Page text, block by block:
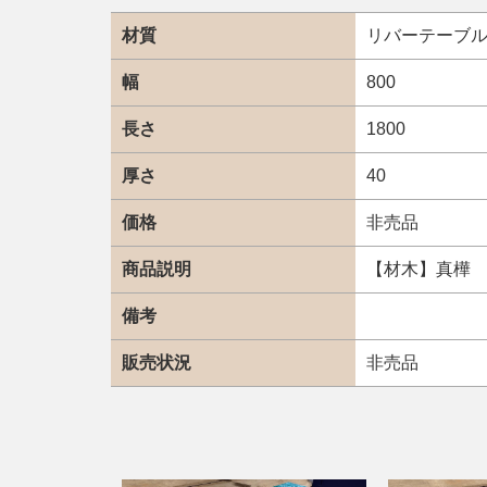
材質 リバーテーブル
幅 800
長さ 1800
厚さ 40
価格 非売品
商品説明 【材木】真樺
備考
販売状況 非売品